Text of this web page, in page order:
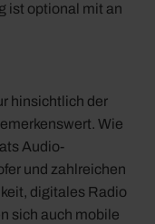
ist optional mit an
hinsichtlich der
Wie
Audio-
und zahlreichen
digitales Radio
sich auch mobile